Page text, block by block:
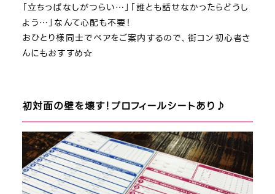
「立ちっぱなしがつらい…」「誰とも話せなかったらどうし
よう…」なんて心配も不要！
おひとり様同士でペアをご案内するので、街コン初心者さ
んにもおすすめ☆
初対面の壁を壊す！プロフィールシートあり♪